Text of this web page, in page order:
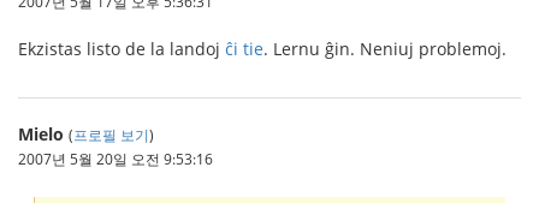
Ekzistas listo de la landoj ĉi tie. Lernu ĝin. Neniuj problemoj.
Mielo (프로필 보기)
2007년 5월 20일 오전 9:53:16